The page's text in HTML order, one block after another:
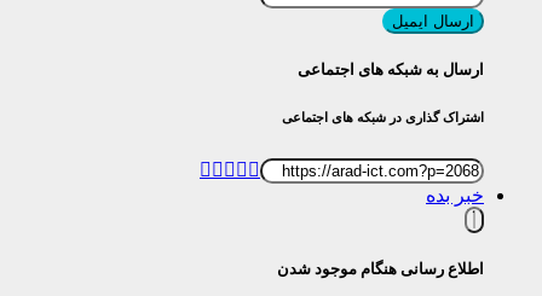
ارسال ایمیل
ارسال به شبکه های اجتماعی
اشتراک گذاری در شبکه های اجتماعی
خبر بده
اطلاع رسانی هنگام موجود شدن